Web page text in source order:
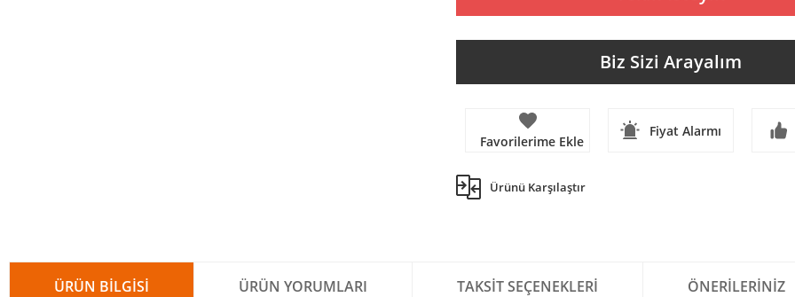
Biz Sizi Arayalım
Fiyat Alarmı
Ürünü Karşılaştır
ÜRÜN BILGISI ÜRÜN YORUMLARI TAKSIT SEÇENEKLERI ÖNERILERINIZ